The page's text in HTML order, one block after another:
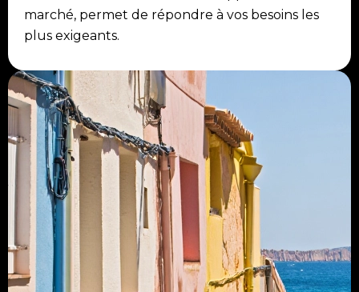
marché, permet de répondre à vos besoins les
plus exigeants.